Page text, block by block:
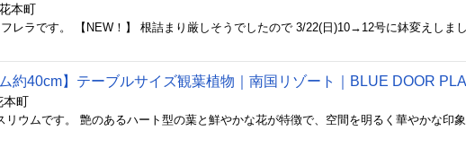
本町
約40cm】テーブルサイズ観葉植物｜南国リゾート｜BLUE DOOR
本町